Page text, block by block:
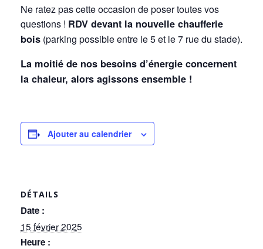
Ne ratez pas cette occasion de poser toutes vos
questions ! RDV devant la nouvelle chaufferie
bois (parking possible entre le 5 et le 7 rue du stade).
La moitié de nos besoins d’énergie concernent
la chaleur, alors agissons ensemble !
Ajouter au calendrier
DÉTAILS
Date :
15 février 2025
Heure :